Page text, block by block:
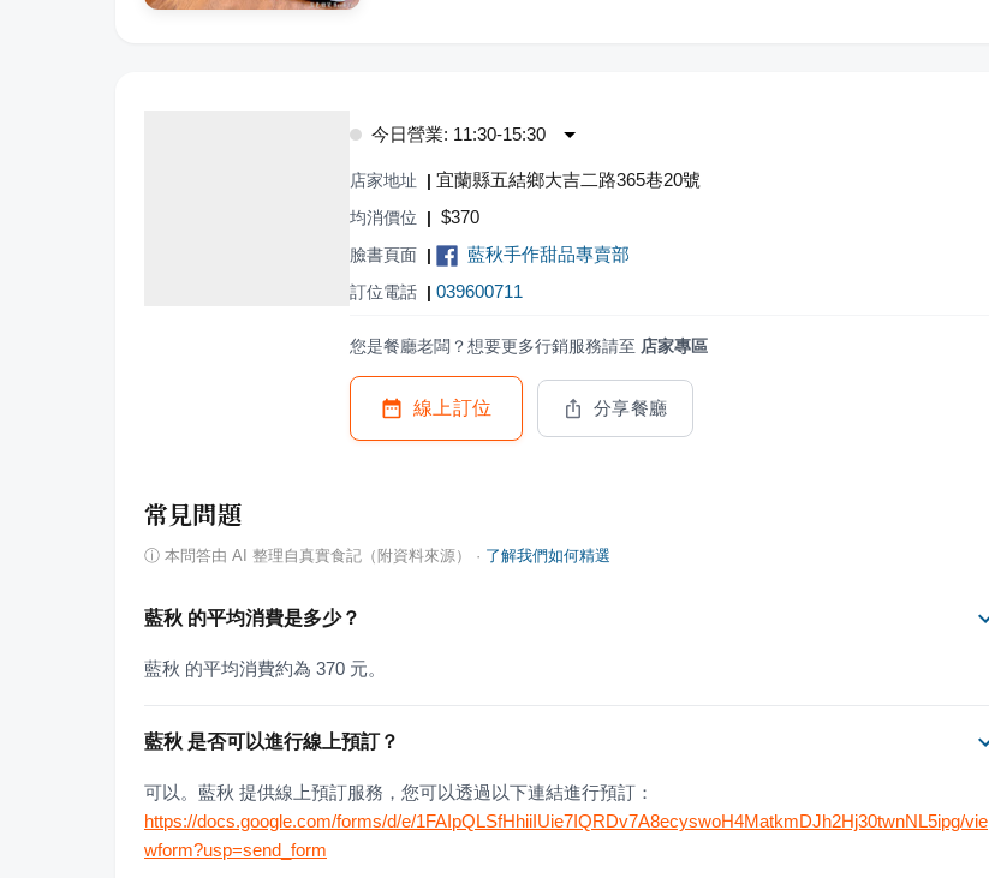
今日營業: 11:30-15:30
店家地址 | 宜蘭縣五結鄉大吉二路365巷20號
均消價位 | $370
臉書頁面 | 藍秋手作甜品專賣部
訂位電話 | 039600711
您是餐廳老闆？想要更多行銷服務請至 店家專區
線上訂位 分享餐廳
常見問題
ⓘ 本問答由 AI 整理自真實食記（附資料來源） · 了解我們如何精選
藍秋 的平均消費是多少？
藍秋 的平均消費約為 370 元。
藍秋 是否可以進行線上預訂？
可以。藍秋 提供線上預訂服務，您可以透過以下連結進行預訂：
https://docs.google.com/forms/d/e/1FAIpQLSfHhiiIUie7IQRDv7A8ecyswoH4MatkmDJh2Hj30twnNL5ipg/vie
wform?usp=send_form